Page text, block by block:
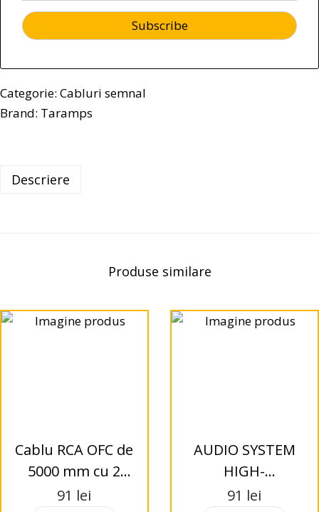
Categorie: Cabluri semnal
Brand: Taramps
Descriere
Produse similare
Cablu RCA OFC de
5000 mm cu 2
mufe conectare
91 lei
AUDIO SYSTEM
HIGH-
Performance RCA
91 lei